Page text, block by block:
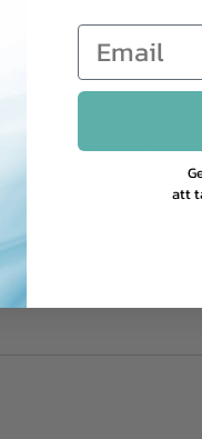
mellan två storlekar
fötter / anklar.
att